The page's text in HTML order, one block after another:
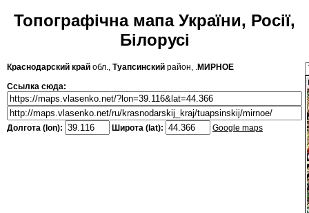
Топографічна мапа України, Росії,
Білорусі
Краснодарский край обл., Туапсинский район, .МИРНОЕ
Ссылка сюда:
Долгота (lon): Широта (lat): Google maps